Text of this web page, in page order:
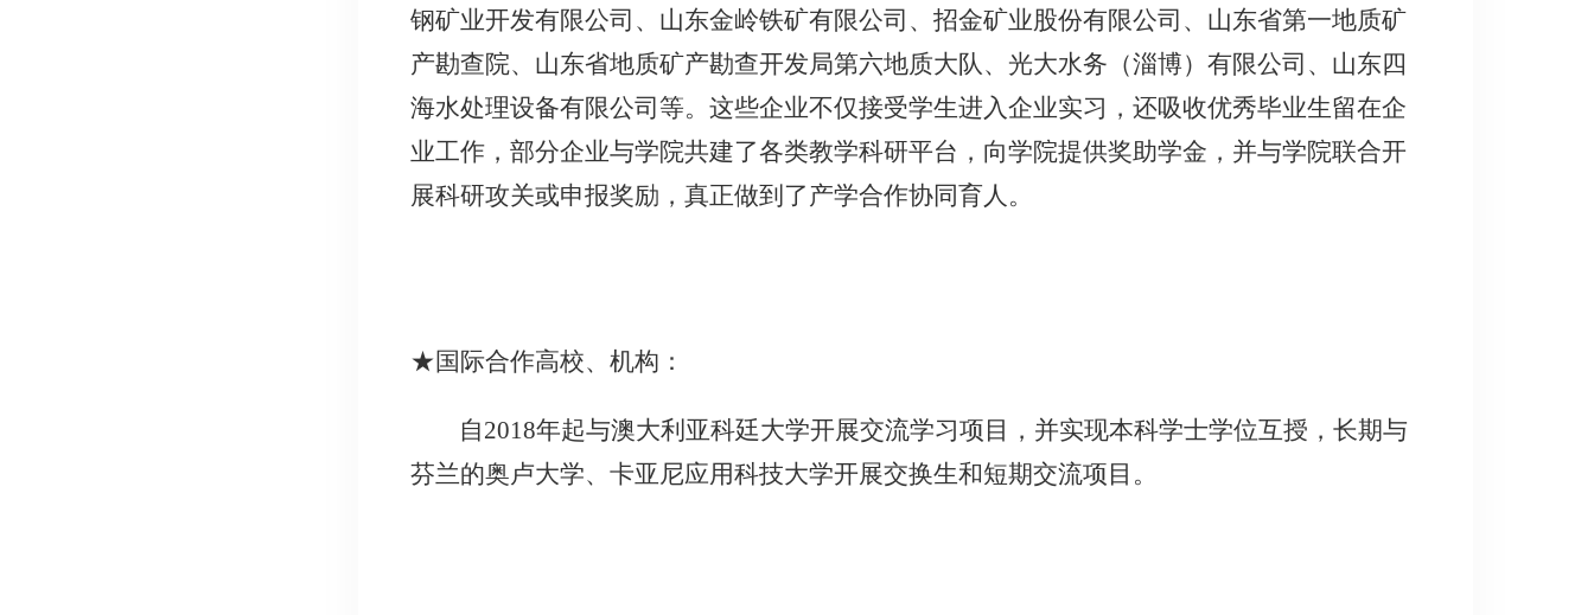
钢矿业开发有限公司、山东金岭铁矿有限公司、招金矿业股份有限公司、山东省第一地质矿
产勘查院、山东省地质矿产勘查开发局第六地质大队、光大水务（淄博）有限公司、山东四
海水处理设备有限公司等。这些企业不仅接受学生进入企业实习，还吸收优秀毕业生留在企
业工作，部分企业与学院共建了各类教学科研平台，向学院提供奖助学金，并与学院联合开
展科研攻关或申报奖励，真正做到了产学合作协同育人。
★国际合作高校、机构：
自2018年起与澳大利亚科廷大学开展交流学习项目，并实现本科学士学位互授，长期与
芬兰的奥卢大学、卡亚尼应用科技大学开展交换生和短期交流项目。